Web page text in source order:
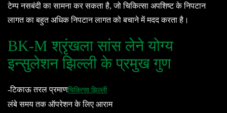
टेम्प नसबंदी का सामना कर सकता है, जो चिकित्सा अपशिष्ट के निपटान
लागत का बहुत अधिक निपटान लागत को बचाने में मदद करता है।
BK-M श्रृंखला सांस लेने योग्य
इन्सुलेशन झिल्ली के प्रमुख गुण
-टिकाऊ तरल प्रमाणचिकित्सा झिल्ली
लंबे समय तक ऑपरेशन के लिए आराम